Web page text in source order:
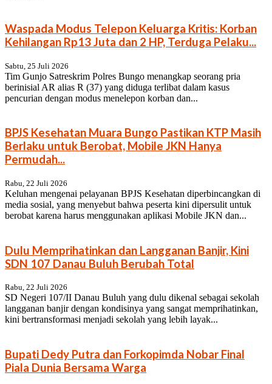
Waspada Modus Telepon Keluarga Kritis: Korban
Kehilangan Rp13 Juta dan 2 HP, Terduga Pelaku...
Sabtu, 25 Juli 2026
Tim Gunjo Satreskrim Polres Bungo menangkap seorang pria
berinisial AR alias R (37) yang diduga terlibat dalam kasus
pencurian dengan modus menelepon korban dan...
BPJS Kesehatan Muara Bungo Pastikan KTP Masih
Berlaku untuk Berobat, Mobile JKN Hanya
Permudah...
Rabu, 22 Juli 2026
Keluhan mengenai pelayanan BPJS Kesehatan diperbincangkan di
media sosial, yang menyebut bahwa peserta kini dipersulit untuk
berobat karena harus menggunakan aplikasi Mobile JKN dan...
Dulu Memprihatinkan dan Langganan Banjir, Kini
SDN 107 Danau Buluh Berubah Total
Rabu, 22 Juli 2026
SD Negeri 107/II Danau Buluh yang dulu dikenal sebagai sekolah
langganan banjir dengan kondisinya yang sangat memprihatinkan,
kini bertransformasi menjadi sekolah yang lebih layak...
Bupati Dedy Putra dan Forkopimda Nobar Final
Piala Dunia Bersama Warga